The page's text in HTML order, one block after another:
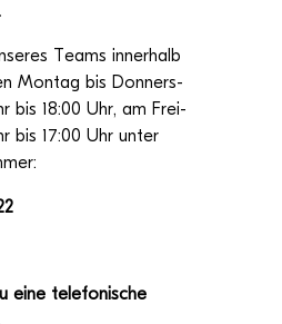
Teams inner­halb
Mon­tag bis Don­ners­
bis 18:00 Uhr, am Frei­
bis 17:00 Uhr unter
eine tele­fo­ni­sche